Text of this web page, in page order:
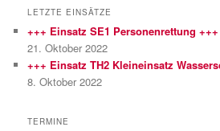
h
n
LETZTE EINSÄTZE
+++ Einsatz SE1 Personenrettung +++
21. Oktober 2022
+++ Einsatz TH2 Kleineinsatz
8. Oktober 2022
TERMINE